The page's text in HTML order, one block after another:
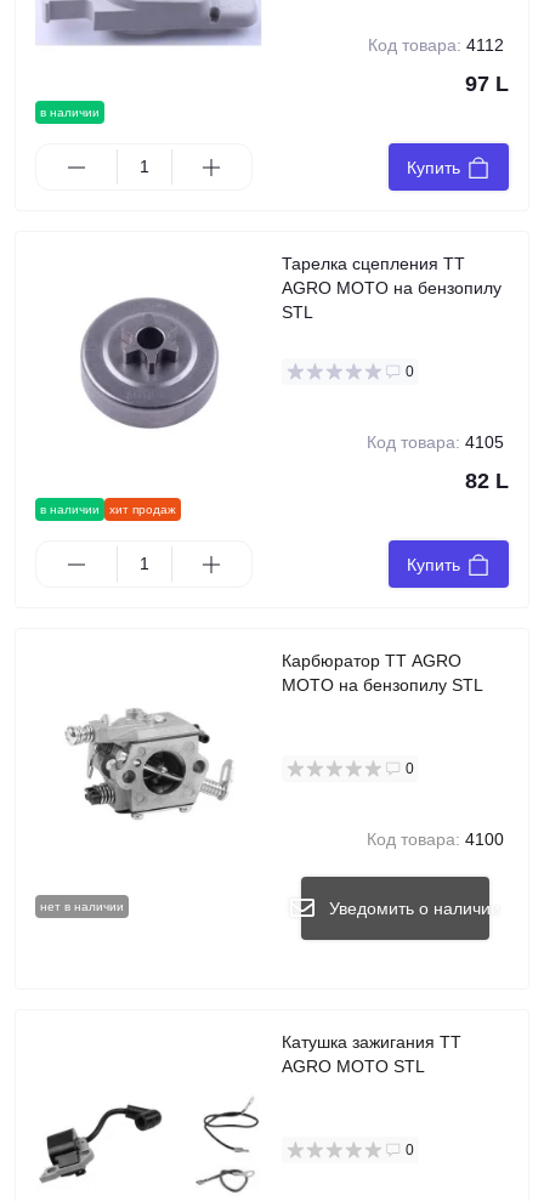
в наличии
Код товара: 4112
97 L
Купить
в наличии хит продаж
Тарелка сцепления TT
AGRO MOTO на бензопилу
STL
0
Код товара: 4105
82 L
Купить
нет в наличии
Карбюратор TT AGRO
MOTO на бензопилу STL
0
Код товара: 4100
Уведомить о наличии
Катушка зажигания TT
AGRO MOTO STL
0